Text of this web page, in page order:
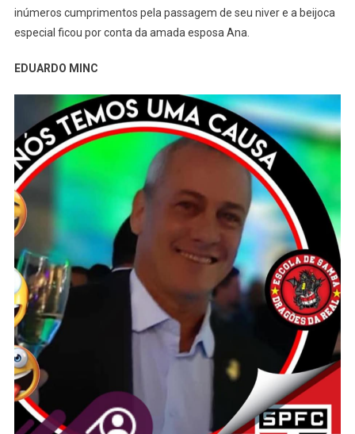
inúmeros cumprimentos pela passagem de seu niver e a beijoca
especial ficou por conta da amada esposa Ana.
EDUARDO MINC